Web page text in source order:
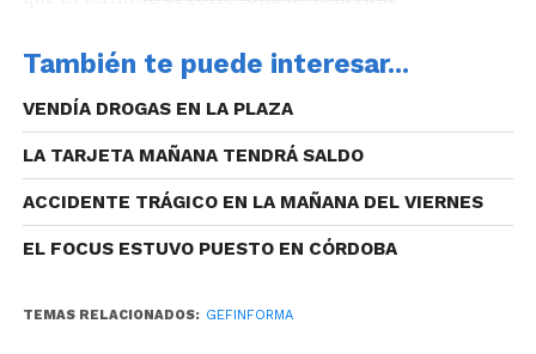
Reproductor
de
vídeo
También te puede interesar...
VENDÍA DROGAS EN LA PLAZA
LA TARJETA MAÑANA TENDRÁ SALDO
ACCIDENTE TRÁGICO EN LA MAÑANA DEL VIERNES
EL FOCUS ESTUVO PUESTO EN CÓRDOBA
TEMAS RELACIONADOS: GEFINFORMA